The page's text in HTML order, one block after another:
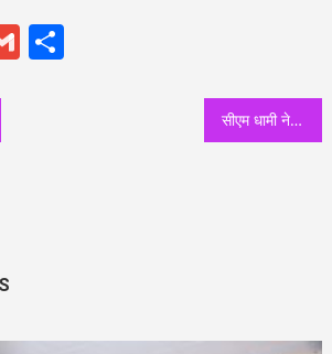
GmailShare
सीएम धामी ने महिला सुरक्षा के स्व रजिस्ट्रेशन सुविधा का किया शुभारंभ